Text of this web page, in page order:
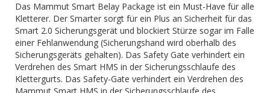
Das Mammut Smart Belay Package ist ein Must-Have für alle
Kletterer. Der Smarter sorgt für ein Plus an Sicherheit für das
Smart 2.0 Sicherungsgerät und blockiert Stürze sogar im Falle
einer Fehlanwendung (Sicherungshand wird oberhalb des
Sicherungsgeräts gehalten). Das Safety Gate verhindert ein
Verdrehen des Smart HMS in der Sicherungsschlaufe des
Klettergurts. Das Safety-Gate verhindert ein Verdrehen des